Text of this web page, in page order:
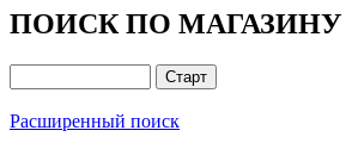
ПОИСК ПО МАГАЗИНУ
Расширенный поиск